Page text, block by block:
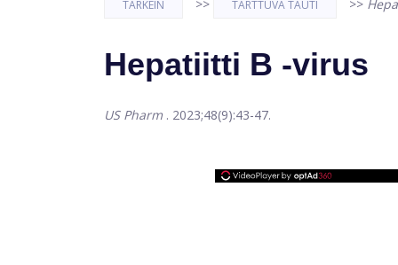
TÄRKEIN >> TARTTUVA TAUTI >>
Hepatiitti B -virus
US Pharm . 2023;48(9):43-47.